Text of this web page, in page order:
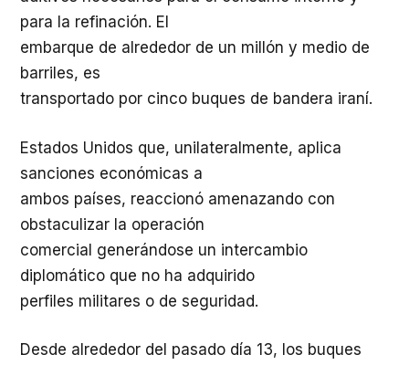
para la refinación. El
embarque de alrededor de un millón y medio de
barriles, es
transportado por cinco buques de bandera iraní.
Estados Unidos que, unilateralmente, aplica
sanciones económicas a
ambos países, reaccionó amenazando con
obstaculizar la operación
comercial generándose un intercambio
diplomático que no ha adquirido
perfiles militares o de seguridad.
Desde alrededor del pasado día 13, los buques